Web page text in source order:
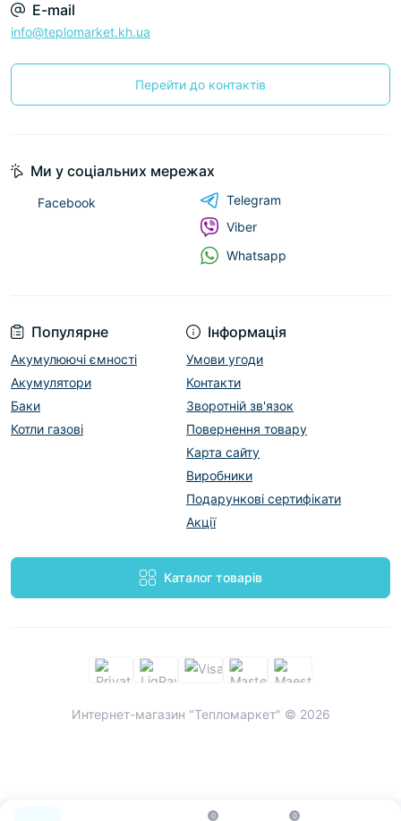
0 0
E-mail
info@teplomarket.kh.ua
Перейти до контактів
Популярне
Акумулюючі ємності
Акумулятори
Баки
Котли газові
Інформація
Умови угоди
Контакти
Зворотній зв'язок
Повернення товару
Карта сайту
Виробники
Подарункові сертифікати
Акції
Каталог товарів
Ми у соціальних мережах
Facebook
Telegram
Viber
Whatsapp
Интернет-магазин "Тепломаркет" © 2026